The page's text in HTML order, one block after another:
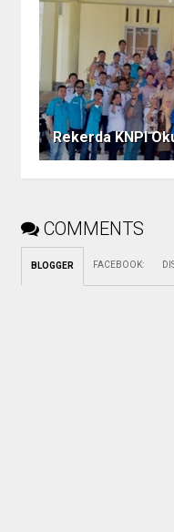
Rekerda KNPI
COMMENTS
BLOGGER FACEBOOK: